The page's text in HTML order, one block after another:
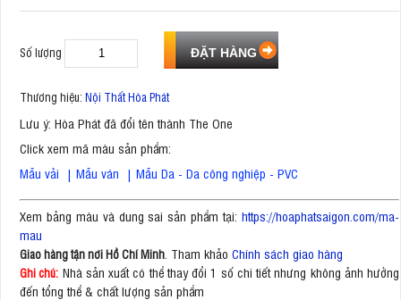
Số lượng
Thương hiệu: Nội Thất Hòa Phát
Lưu ý: Hòa Phát đã đổi tên thành The One
Click xem mã màu sản phẩm:
Mẫu vải | Mẫu ván | Mẫu Da - Da công nghiệp - PVC
Xem bảng màu và dung sai sản phẩm tại: https://hoaphatsaigon.com/ma-
mau
Giao hàng tận nơi Hồ Chí Minh . Tham khảo Chính sách giao hàng
Ghi chú: Nhà sản xuất có thể thay đổi 1 số chi tiết nhưng không ảnh hưởng
đến tổng thể & chất lượng sản phẩm